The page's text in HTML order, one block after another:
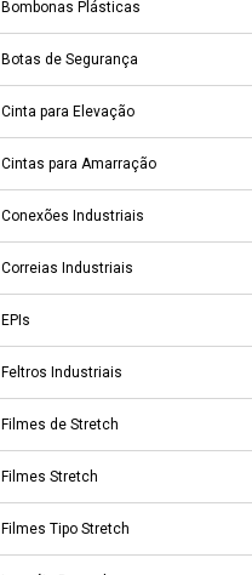
Bombonas Plásticas
Botas de Segurança
Cinta para Elevação
Cintas para Amarração
Conexões Industriais
Correias Industriais
EPIs
Feltros Industriais
Filmes de Stretch
Filmes Stretch
Filmes Tipo Stretch